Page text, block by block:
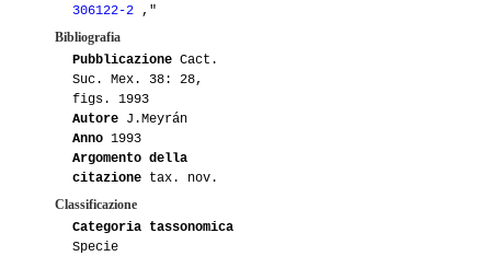
306122-2 ,"
Bibliografia
Pubblicazione Cact.
Suc. Mex. 38: 28,
figs. 1993
Autore J.Meyrán
Anno 1993
Argomento della
citazione tax. nov.
Classificazione
Categoria tassonomica
Specie